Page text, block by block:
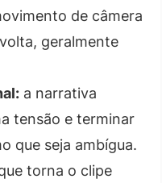
de câmera
geralmente
a narrativa
tensão e terminar
que seja ambígua.
torna o clipe